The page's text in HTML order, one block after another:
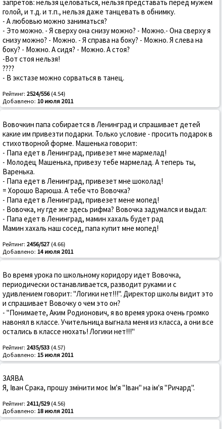
запретов: нельзя целоваться, нельзя представать перед мужем
голой, и т.д. и т.п., нельзя даже танцевать в обнимку.
- А любовью можно заниматься?
- Это можно. - Я сверху она снизу можно? - Можно.- Она сверху я
снизу можно? - Можно. - Я справа на боку? - Можно. Я слева на
боку? - Можно. А сидя? - Можно. А стоя?
-Вот стоя нельзя!
????
- В экстазе можно сорваться в танец.
Рейтинг: 2524/556(4.54)
Добавлено: 10 июля 2011
Вовочкин папа собирается в Ленинград и спрашивает детей
какие им привезти подарки. Только условие - просить подарок в
стихотворной форме. Машенька говорит:
- Папа едет в Ленинград, привезет мне мармелад!
- Молодец Машенька, привезу тебе мармелад. А теперь ты,
Варенька.
- Папа едет в Ленинград, привезет мне шоколад!
= Хорошо Варюша. А тебе что Вовочка?
- Папа едет в Ленинград, привезет мене мопед!
- Вовочка, ну где же здесь рифма? Вовочка задумался и выдал:
- Папа едет в Ленинград, мамин хахаль будет рад
Мамин хахаль наш сосед, папа купит мне мопед!
Рейтинг: 2456/527 (4.66)
Добавлено: 14 июля 2011
Во время урока по школьному коридору идет Вовочка,
периодически останавливается, разводит руками и с
удивлением говорит: "Логики нет!!!". Директор школы видит это
и спрашивает Вовочку о чем это он?
- "Понимаете, Аким Родионович, я во время урока очень громко
навонял в классе. Учительница выгнала меня из класса, а они все
остались в классе нюхать! Логики нет!!!"
Рейтинг: 2435/533 (4.57)
Добавлено: 15 июля 2011
ЗАЯВА
Я, Іван Срака, прошу змінити моє Ім'я "Іван" на ім'я "Ричард".
Рейтинг: 2411/529(4.56)
Добавлено: 18 июля 2011